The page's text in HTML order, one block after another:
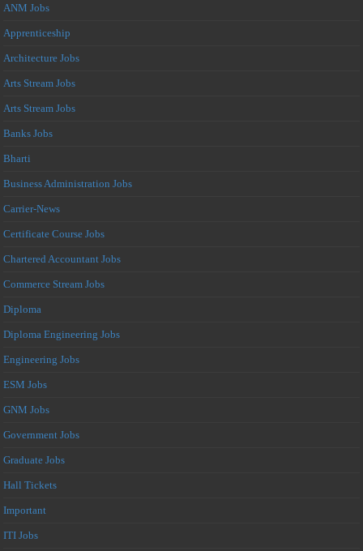
ANM Jobs
Apprenticeship
Architecture Jobs
Arts Stream Jobs
Arts Stream Jobs
Banks Jobs
Bharti
Business Administration Jobs
Carrier-News
Certificate Course Jobs
Chartered Accountant Jobs
Commerce Stream Jobs
Diploma
Diploma Engineering Jobs
Engineering Jobs
ESM Jobs
GNM Jobs
Government Jobs
Graduate Jobs
Hall Tickets
Important
ITI Jobs